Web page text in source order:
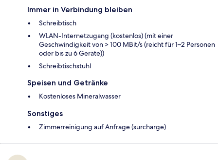
Immer in Verbindung bleiben
Schreibtisch
WLAN-Internetzugang (kostenlos) (mit einer
Geschwindigkeit von > 100 MBit/s (reicht für 1–2 Personen
oder bis zu 6 Geräte))
Schreibtischstuhl
Speisen und Getränke
Kostenloses Mineralwasser
Sonstiges
Zimmerreinigung auf Anfrage (surcharge)